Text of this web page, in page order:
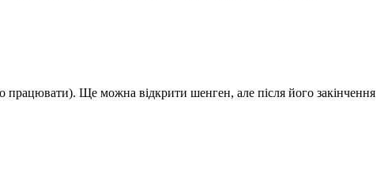
працювати). Ще можна відкрити шенген, але після його закінчення